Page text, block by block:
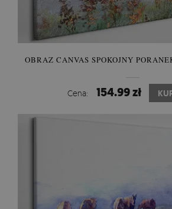
OBRAZ CANVAS SPOKOJNY
Cena: 154.99 zł